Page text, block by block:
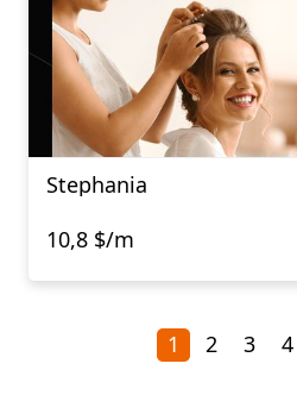
Stephania
10,8 $/m
1 2 3 4